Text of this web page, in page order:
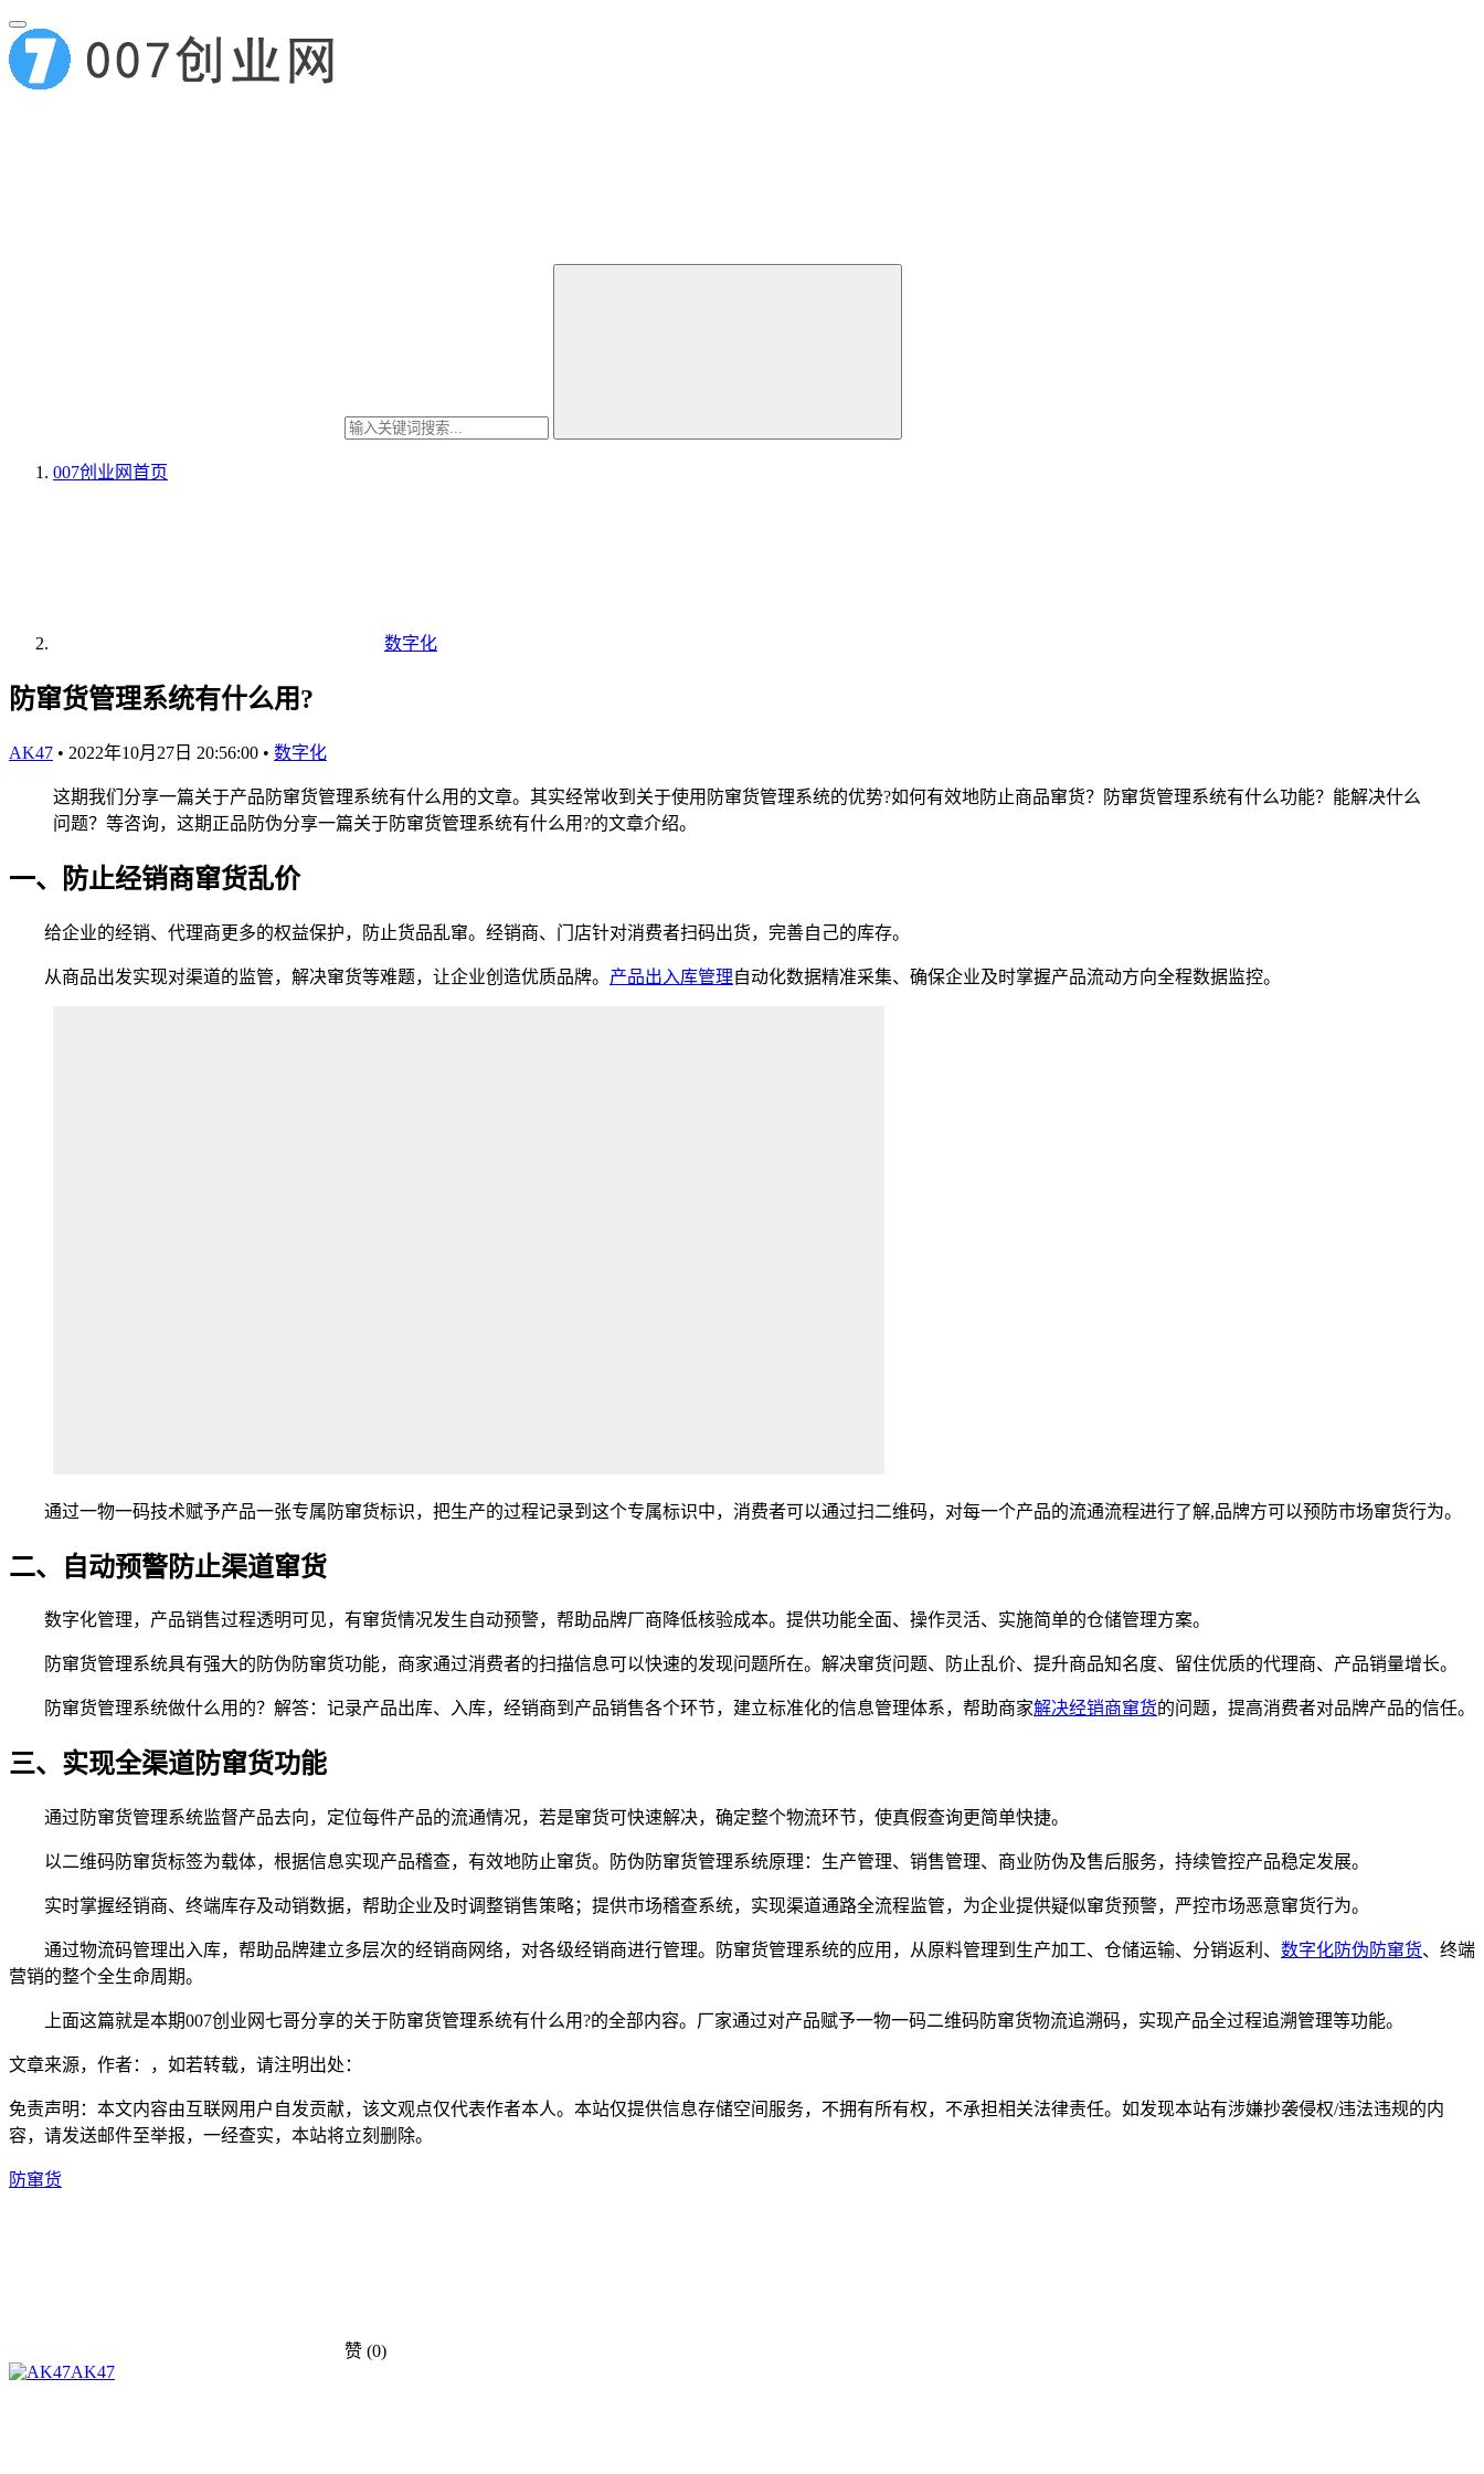
007创业网首页
数字化
防窜货管理系统有什么用?
AK47 • 2022年10月27日 20:56:00 • 数字化
这期我们分享一篇关于产品防窜货管理系统有什么用的文章。其实经常收到关于使用防窜货管理系统的优势?如何有效地防止商品窜货？防窜货管理系统有什么功能？能解决什么
问题？等咨询，这期正品防伪分享一篇关于防窜货管理系统有什么用?的文章介绍。
一、防止经销商窜货乱价
给企业的经销、代理商更多的权益保护，防止货品乱窜。经销商、门店针对消费者扫码出货，完善自己的库存。
从商品出发实现对渠道的监管，解决窜货等难题，让企业创造优质品牌。 产品出入库管理自动化数据精准采集、确保企业及时掌握产品流动方向全程数据监控。
通过一物一码技术赋予产品一张专属防窜货标识，把生产的过程记录到这个专属标识中，消费者可以通过扫二维码，对每一个产品的流通流程进行了解,品牌方可以预防市场窜货行为。
二、自动预警防止渠道窜货
数字化管理，产品销售过程透明可见，有窜货情况发生自动预警，帮助品牌厂商降低核验成本。提供功能全面、操作灵活、实施简单的仓储管理方案。
防窜货管理系统具有强大的防伪防窜货功能，商家通过消费者的扫描信息可以快速的发现问题所在。解决窜货问题、防止乱价、提升商品知名度、留住优质的代理商、产品销量增长。
防窜货管理系统做什么用的？解答：记录产品出库、入库，经销商到产品销售各个环节，建立标准化的信息管理体系，帮助商家解决经销商窜货的问题，提高消费者对品牌产品的信任。
三、实现全渠道防窜货功能
通过防窜货管理系统监督产品去向，定位每件产品的流通情况，若是窜货可快速解决，确定整个物流环节，使真假查询更简单快捷。
以二维码防窜货标签为载体，根据信息实现产品稽查，有效地防止窜货。防伪防窜货管理系统原理：生产管理、销售管理、商业防伪及售后服务，持续管控产品稳定发展。
实时掌握经销商、终端库存及动销数据，帮助企业及时调整销售策略；提供市场稽查系统，实现渠道通路全流程监管，为企业提供疑似窜货预警，严控市场恶意窜货行为。
通过物流码管理出入库，帮助品牌建立多层次的经销商网络，对各级经销商进行管理。防窜货管理系统的应用，从原料管理到生产加工、仓储运输、分销返利、 数字化防伪防窜货、终端
营销的整个全生命周期。
上面这篇就是本期007创业网七哥分享的关于防窜货管理系统有什么用?的全部内容。厂家通过对产品赋予一物一码二维码防窜货物流追溯码，实现产品全过程追溯管理等功能。
文章来源，作者：，如若转载，请注明出处：
免责声明：本文内容由互联网用户自发贡献，该文观点仅代表作者本人。本站仅提供信息存储空间服务，不拥有所有权，不承担相关法律责任。如发现本站有涉嫌抄袭侵权/违法违规的内
容，请发送邮件至举报，一经查实，本站将立刻删除。
防窜货
赞 (0)
AK47